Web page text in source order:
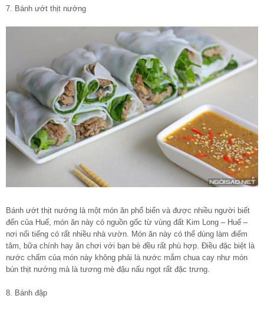
7. Bánh ướt thịt nướng
Bánh ướt thịt nướng là một món ăn phổ biến và được nhiều người biết
đến của Huế, món ăn này có nguồn gốc từ vùng đất Kim Long – Huế –
nơi nổi tiếng có rất nhiều nhà vườn. Món ăn này có thể dùng làm điểm
tâm, bữa chính hay ăn chơi với bạn bè đều rất phù hợp. Điều đặc biệt là
nước chấm của món này không phải là nước mắm chua cay như món
bún thịt nướng mà là tương mè đậu nấu ngọt rất đặc trưng.
8. Bánh đập